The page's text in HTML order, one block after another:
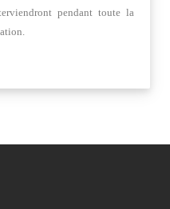
pendant toute la